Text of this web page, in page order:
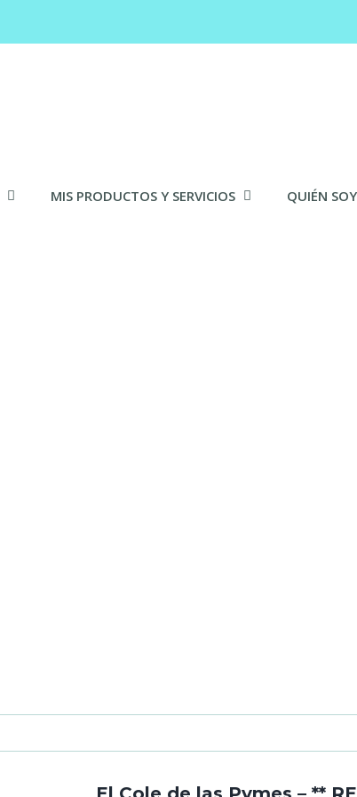
MIS PRODUCTOS Y SERVICIOS QUIÉN SOY